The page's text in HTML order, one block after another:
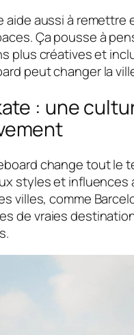
aide aussi à remettre
Ça pousse à
plus créatives et
peut changer la
: une
change tout le
styles et influences
villes, comme
de vraies